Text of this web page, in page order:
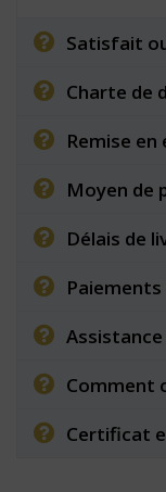
Satisfait
Charte de
Remise
Moyen de
Délais de
Comment
Certificat